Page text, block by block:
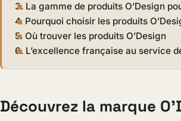
La gamme de produits O’Design
Pourquoi choisir les produits
Où trouver les produits O’Design
L’excellence française au service
Découvrez la marque